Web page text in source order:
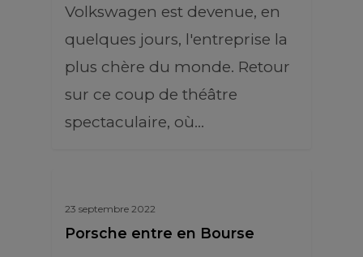
Volkswagen est devenue, en
quelques jours, l'entreprise la
plus chère du monde. Retour
sur ce coup de théâtre
spectaculaire, où…
23 septembre 2022
Porsche entre en Bourse